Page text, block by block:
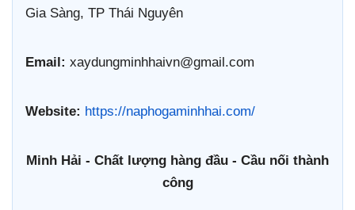
Gia Sàng, TP Thái Nguyên
Email: xaydungminhhaivn@gmail.com
Website: https://naphogaminhhai.com/
Minh Hải - Chất lượng hàng đầu - Cầu nối thành
công